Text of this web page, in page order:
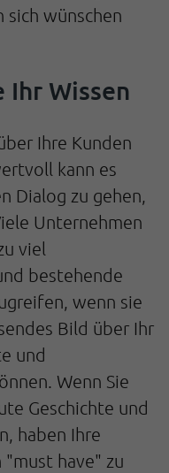
sich wünschen
Ihr Wissen
Ihre Kunden
kann es
Dialog zu gehen,
Unternehmen
viel
bestehende
wenn sie
Bild über Ihr
und
Wenn Sie
Geschichte und
haben Ihre
have" zu